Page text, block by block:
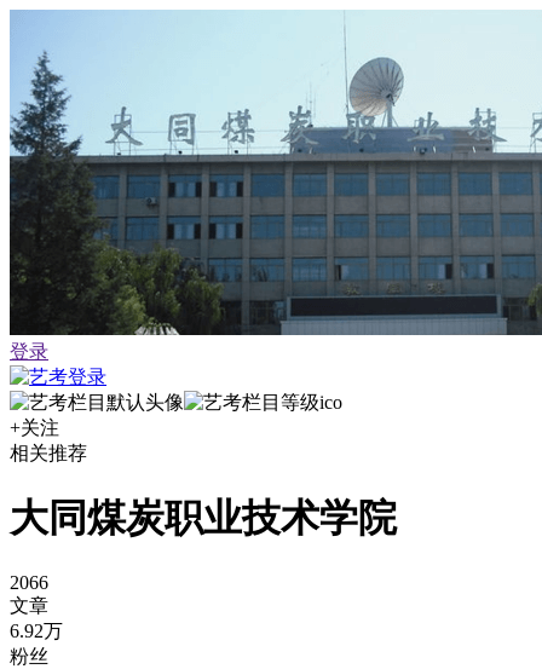
登录
+关注
相关推荐
大同煤炭职业技术学院
2066
文章
6.92万
粉丝